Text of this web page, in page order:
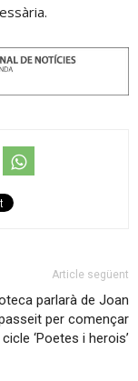
Article següent
parlarà de Joan
per començar
‘Poetes i herois’